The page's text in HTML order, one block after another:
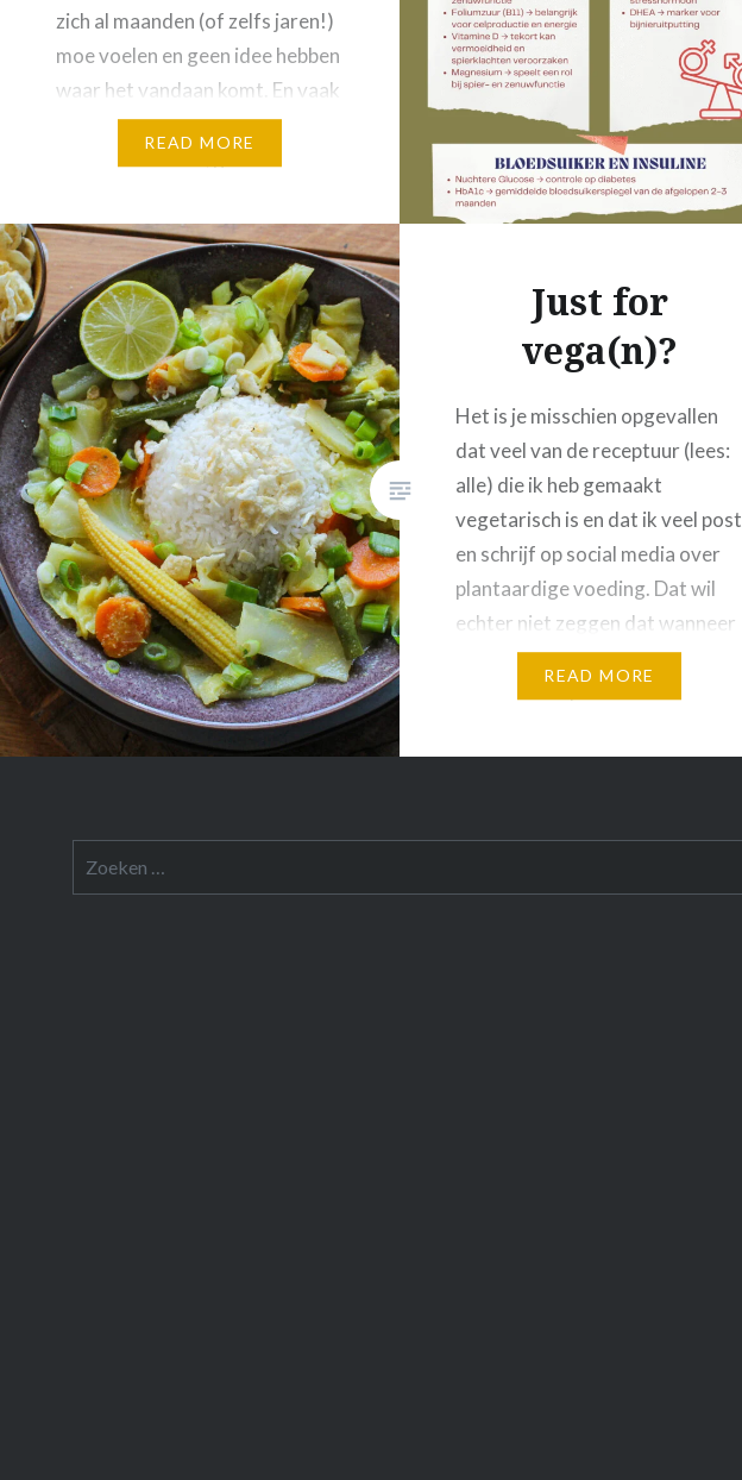
zich al maanden (of zelfs jaren!)
moe voelen en geen idee hebben
waar het vandaan komt. En vaak
wordt dit nog niet als serieuze
levensvreugde verkleinen, dus
waarom…
READ MORE
Just for
vega(n)?
Het is je misschien opgevallen
dat veel van de receptuur (lees:
alle) die ik heb gemaakt
vegetarisch is en dat ik veel post
en schrijf op social media over
plantaardige voeding. Dat wil
echter niet zeggen dat wanneer
jij niet vegetarisch eet, ik je niet
READ MORE
naar: